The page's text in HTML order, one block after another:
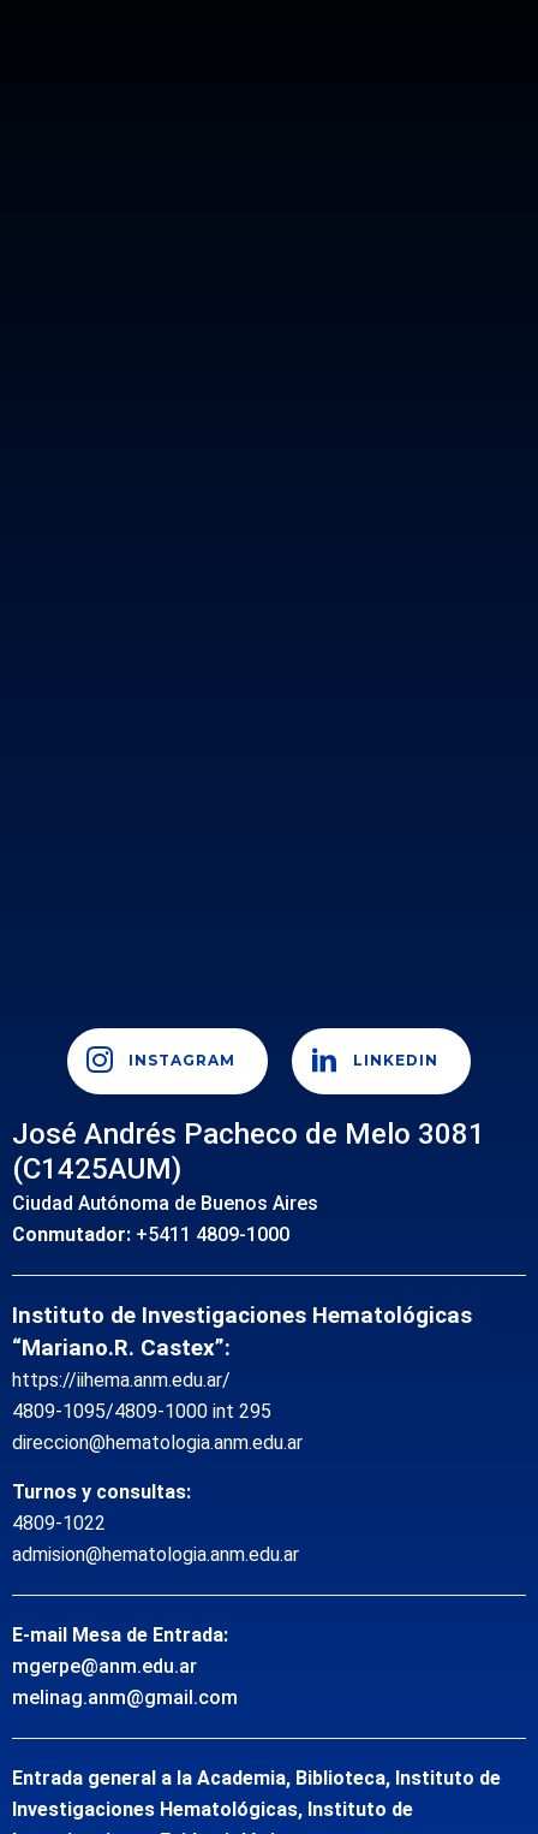
INSTAGRAM LINKEDIN
José Andrés Pacheco de Melo 3081
(C1425AUM)
Ciudad Autónoma de Buenos Aires
Conmutador: +5411 4809-1000
Instituto de Investigaciones Hematológicas
“Mariano.R. Castex”:
https://iihema.anm.edu.ar/
4809-1095/4809-1000 int 295
direccion@hematologia.anm.edu.ar
Turnos y consultas:
4809-1022
admision@hematologia.anm.edu.ar
E-mail Mesa de Entrada:
mgerpe@anm.edu.ar
melinag.anm@gmail.com
Entrada general a la Academia, Biblioteca, Instituto de
Investigaciones Hematológicas, Instituto de